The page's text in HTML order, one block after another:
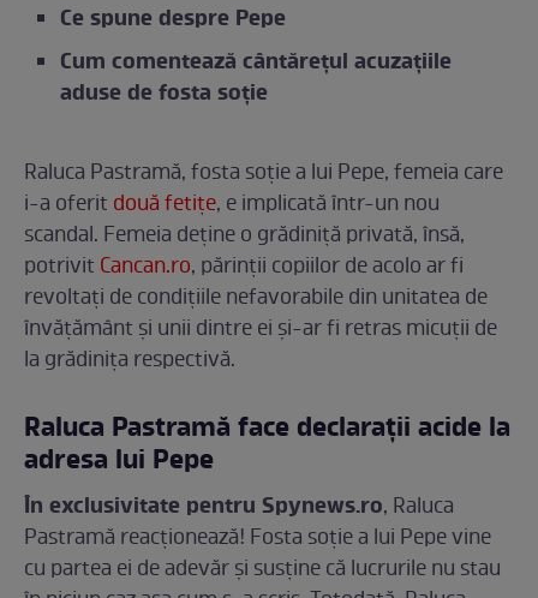
Ce spune despre Pepe
Cum comentează cântărețul acuzațiile
aduse de fosta soție
Raluca Pastramă, fosta soție a lui Pepe, femeia care
i-a oferit două fetițe, e implicată într-un nou
scandal. Femeia deține o grădiniță privată, însă,
potrivit Cancan.ro, părinții copiilor de acolo ar fi
revoltați de condițiile nefavorabile din unitatea de
învățământ și unii dintre ei și-ar fi retras micuții de
la grădinița respectivă.
Raluca Pastramă face declarații acide la
adresa lui Pepe
În exclusivitate pentru Spynews.ro, Raluca
Pastramă reacționează! Fosta soție a lui Pepe vine
cu partea ei de adevăr și susține că lucrurile nu stau